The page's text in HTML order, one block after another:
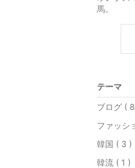
馬。
テーマ
ブログ (
ファッシ
韓国 ( 3 )
韓流 ( 1 )